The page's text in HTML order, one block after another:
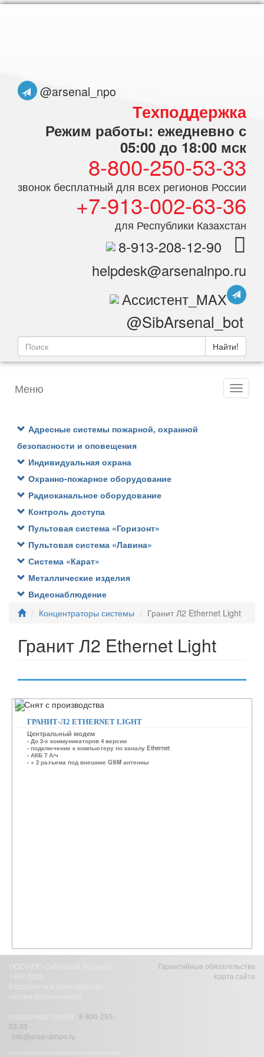
@arsenal_npo
Техподдержка
Режим работы: ежедневно с
05:00 до 18:00 мск
8-800-250-53-33
звонок бесплатный для всех регионов России
+7-913-002-63-36
для Республики Казахстан
8-913-208-12-90
helpdesk@arsenalnpo.ru
Ассистент_MAX
@SibArsenal_bot
Найти!
Меню
Адресные системы пожарной, охранной
безопасности и оповещения
Индивидуальная охрана
Охранно-пожарное оборудование
Радиоканальное оборудование
Контроль доступа
Пультовая система «Горизонт»
Пультовая система «Лавина»
Система «Карат»
Металлические изделия
Видеонаблюдение
Концентраторы системы
Гранит Л2 Ethernet Light
Гранит Л2 Ethernet Light
ГРАНИТ-Л2 ETHERNET LIGHT
Центральный модем
- До 2-х коммуникаторов 4 версии
- подключение к компьютеру по каналу Ethernet
- АКБ 7 А/ч
- + 2 разъема под внешние GSM антенны
1992-2026
Разработка и производство
8-800-250-
53-33
info@arsenalnpo.ru
Гарантийные обязательства
Карта сайта